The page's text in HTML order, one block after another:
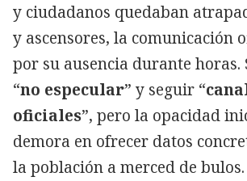
y ciudadanos quedaban
y ascensores, la comunicación
por su ausencia durante horas.
“no especular” y seguir “
oficiales”, pero la opacidad
demora en ofrecer datos
la población a merced de